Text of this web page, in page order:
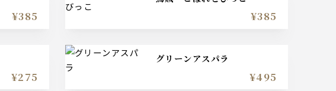
¥385 ¥385
¥275
グリーンアスパラ
¥495